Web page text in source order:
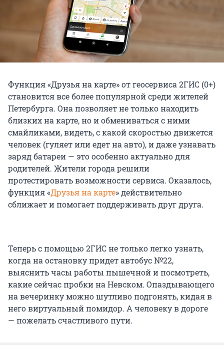
Функция «Друзья на карте» от геосервиса 2ГИС (0+)
становится все более популярной среди жителей
Петербурга. Она позволяет не только находить
близких на карте, но и обмениваться с ними
смайликами, видеть, с какой скоростью движется
человек (гуляет или едет на авто), и даже узнавать
заряд батареи — это особенно актуально для
родителей. Жители города решили
протестировать возможности сервиса. Оказалось,
функция «Друзья на карте» действительно
сближает и помогает поддерживать друг друга.
Теперь с помощью 2ГИС не только легко узнать,
когда на остановку придет автобус №22,
выяснить часы работы пышечной и посмотреть,
какие сейчас пробки на Невском. Опаздывающего
на вечеринку можно шутливо подгонять, кидая в
него виртуальный помидор. А человеку в дороге
— пожелать счастливого пути.